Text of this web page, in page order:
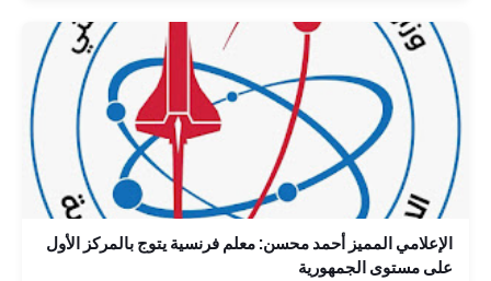
الإعلامي المميز أحمد محسن: معلم فرنسية يتوج بالمركز الأول
على مستوى الجمهورية